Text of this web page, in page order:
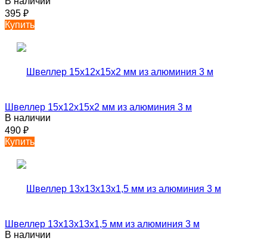
395 ₽
Купить
Швеллер 15х12х15х2 мм из алюминия 3 м
В наличии
490 ₽
Купить
Швеллер 13х13х13х1,5 мм из алюминия 3 м
В наличии